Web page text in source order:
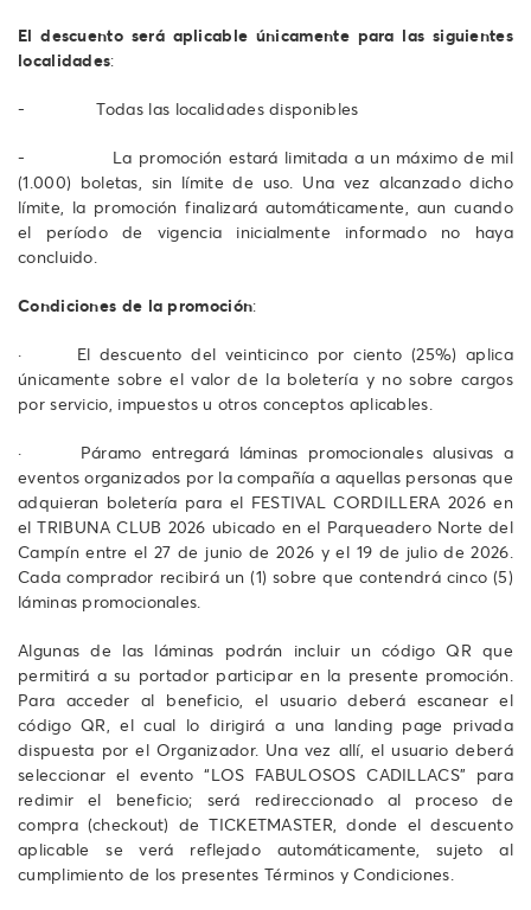
El descuento será aplicable únicamente para las siguientes
localidades:
- Todas las localidades disponibles
- La promoción estará limitada a un máximo de mil
(1.000) boletas, sin límite de uso. Una vez alcanzado dicho
límite, la promoción finalizará automáticamente, aun cuando
el período de vigencia inicialmente informado no haya
concluido.
Condiciones de la promoción:
· El descuento del veinticinco por ciento (25%) aplica
únicamente sobre el valor de la boletería y no sobre cargos
por servicio, impuestos u otros conceptos aplicables.
· Páramo entregará láminas promocionales alusivas a
eventos organizados por la compañía a aquellas personas que
adquieran boletería para el FESTIVAL CORDILLERA 2026 en
el TRIBUNA CLUB 2026 ubicado en el Parqueadero Norte del
Campín entre el 27 de junio de 2026 y el 19 de julio de 2026.
Cada comprador recibirá un (1) sobre que contendrá cinco (5)
láminas promocionales.
Algunas de las láminas podrán incluir un código QR que
permitirá a su portador participar en la presente promoción.
Para acceder al beneficio, el usuario deberá escanear el
código QR, el cual lo dirigirá a una landing page privada
dispuesta por el Organizador. Una vez allí, el usuario deberá
seleccionar el evento “LOS FABULOSOS CADILLACS” para
redimir el beneficio; será redireccionado al proceso de
compra (checkout) de TICKETMASTER, donde el descuento
aplicable se verá reflejado automáticamente, sujeto al
cumplimiento de los presentes Términos y Condiciones.